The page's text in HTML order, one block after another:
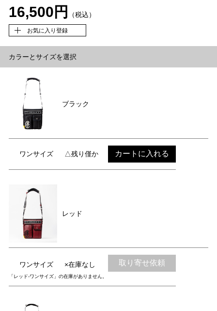
16,500円 （税込）
お気に入り登録
カラーとサイズを選択
ブラック
ワンサイズ △残り僅か カートに入れる
レッド
ワンサイズ ×在庫なし 取り寄せ依頼
「レッド-ワンサイズ」の在庫がありません。